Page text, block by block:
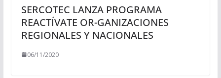
SERCOTEC LANZA PROGRAMA
REACTÍVATE OR-GANIZACIONES
REGIONALES Y NACIONALES
06/11/2020